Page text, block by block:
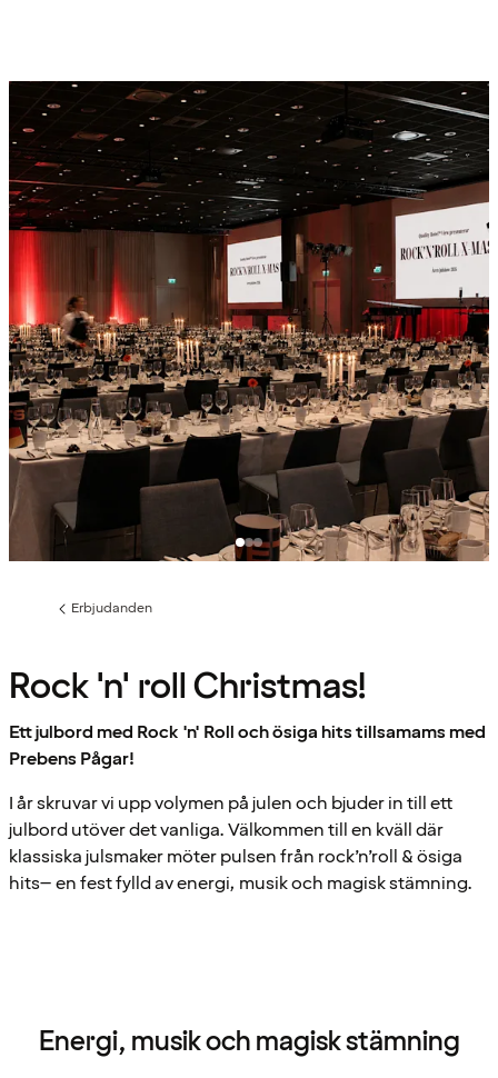
Föregående
Erbjudanden
Rock 'n' roll Christmas!
Ett julbord med Rock 'n' Roll och ösiga hits tillsamams med
Prebens Pågar!
I år skruvar vi upp volymen på julen och bjuder in till ett
julbord utöver det vanliga. Välkommen till en kväll där
klassiska julsmaker möter pulsen från rock’n’roll & ösiga
hits– en fest fylld av energi, musik och magisk stämning.
Energi, musik och magisk stämning